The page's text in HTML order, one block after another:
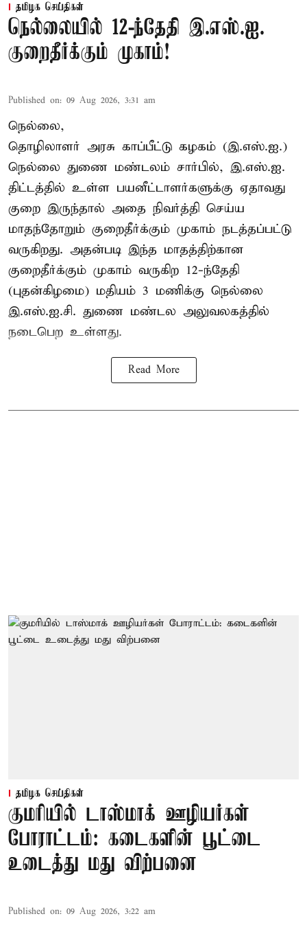
தமிழக செய்திகள்
நெல்லையில் 12-ந்தேதி இ.எஸ்.ஐ.
குறைதீர்க்கும் முகாம்!
Published on: 09 Aug 2026, 3:31 am
நெல்லை,
தொழிலாளர் அரசு காப்பீட்டு கழகம் (இ.எஸ்.ஐ.)
நெல்லை துணை மண்டலம் சார்பில், இ.எஸ்.ஐ.
திட்டத்தில் உள்ள பயனீட்டாளர்களுக்கு ஏதாவது
குறை இருந்தால் அதை நிவர்த்தி செய்ய
மாதந்தோறும் குறைதீர்க்கும் முகாம் நடத்தப்பட்டு
வருகிறது. அதன்படி இந்த மாதத்திற்கான
குறைதீர்க்கும் முகாம் வருகிற 12-ந்தேதி
(புதன்கிழமை) மதியம் 3 மணிக்கு நெல்லை
இ.எஸ்.ஐ.சி. துணை மண்டல அலுவலகத்தில்
நடைபெற உள்ளது.
Read More
தமிழக செய்திகள்
குமரியில் டாஸ்மாக் ஊழியர்கள்
போராட்டம்: கடைகளின் பூட்டை
உடைத்து மது விற்பனை
Published on: 09 Aug 2026, 3:22 am